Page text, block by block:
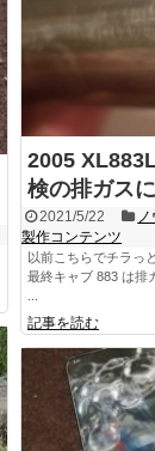
2005
検の排ガス
2021/5/22
製作コンテンツ
以前こちらでチラっ
最終キャブ 883 は排
記事を読む